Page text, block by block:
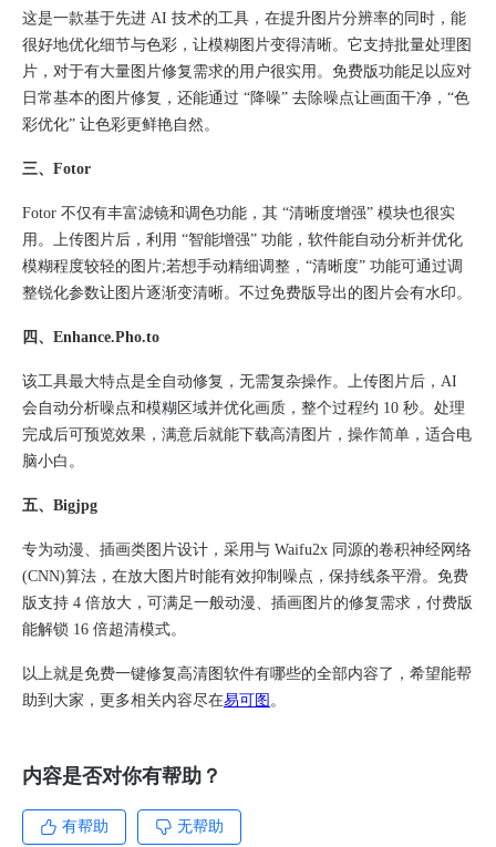
这是一款基于先进 AI 技术的工具，在提升图片分辨率的同时，能
很好地优化细节与色彩，让模糊图片变得清晰。它支持批量处理图
片，对于有大量图片修复需求的用户很实用。免费版功能足以应对
日常基本的图片修复，还能通过 “降噪” 去除噪点让画面干净，“色
彩优化” 让色彩更鲜艳自然。​
三、Fotor​
Fotor 不仅有丰富滤镜和调色功能，其 “清晰度增强” 模块也很实
用。上传图片后，利用 “智能增强” 功能，软件能自动分析并优化
模糊程度较轻的图片;若想手动精细调整，“清晰度” 功能可通过调
整锐化参数让图片逐渐变清晰。不过免费版导出的图片会有水印。​
四、Enhance.Pho.to​
该工具最大特点是全自动修复，无需复杂操作。上传图片后，AI
会自动分析噪点和模糊区域并优化画质，整个过程约 10 秒。处理
完成后可预览效果，满意后就能下载高清图片，操作简单，适合电
脑小白。​
五、Bigjpg​
专为动漫、插画类图片设计，采用与 Waifu2x 同源的卷积神经网络
(CNN)算法，在放大图片时能有效抑制噪点，保持线条平滑。免费
版支持 4 倍放大，可满足一般动漫、插画图片的修复需求，付费版
能解锁 16 倍超清模式。
以上就是免费一键修复高清图软件有哪些的全部内容了，希望能帮
助到大家，更多相关内容尽在易可图 。
内容是否对你有帮助？
有帮助 无帮助